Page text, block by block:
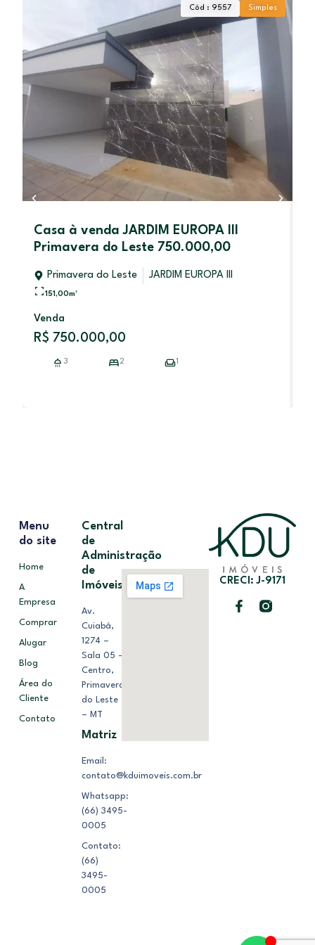
Cód : 9557 Simples
Casa à venda JARDIM EUROPA III
Primavera do Leste 750.000,00
Primavera do Leste JARDIM EUROPA III
151,00m²
Venda
R$ 750.000,00
3 2 1
CRECI: J-9171
Menu
do site
Home
A
Empresa
Comprar
Alugar
Blog
Área do
Cliente
Contato
Central
de
Administração
de
Imóveis
Av.
Cuiabá,
1274 –
Sala 05 –
Centro,
Primavera
do Leste
– MT
Matriz
Email:
contato@kduimoveis.com.br
Whatsapp:
(66) 3495-
0005
Contato:
(66)
3495-
0005